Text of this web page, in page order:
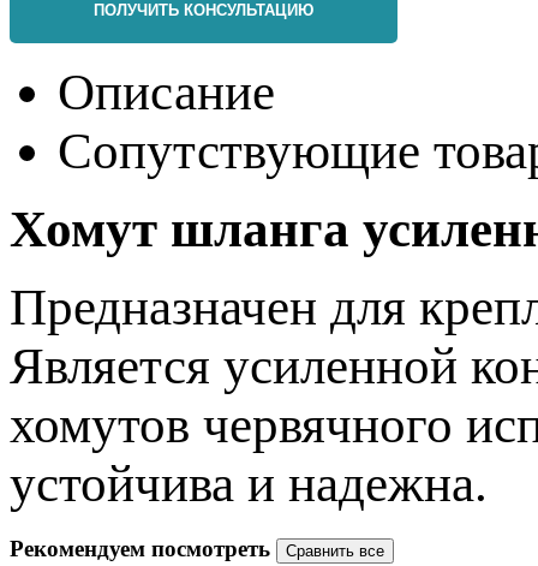
ПОЛУЧИТЬ КОНСУЛЬТАЦИЮ
Описание
Сопутствующие
Хомут шланга
Предназначен для
Является усиленной
хомутов червячного
устойчива и надежна.
Рекомендуем посмотреть